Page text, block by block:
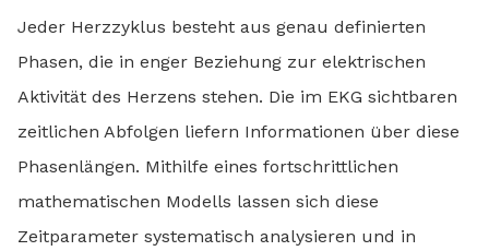
Jeder Herzzyklus besteht aus genau definierten
Phasen, die in enger Beziehung zur elektrischen
Aktivität des Herzens stehen. Die im EKG sichtbaren
zeitlichen Abfolgen liefern Informationen über diese
Phasenlängen. Mithilfe eines fortschrittlichen
mathematischen Modells lassen sich diese
Zeitparameter systematisch analysieren und in